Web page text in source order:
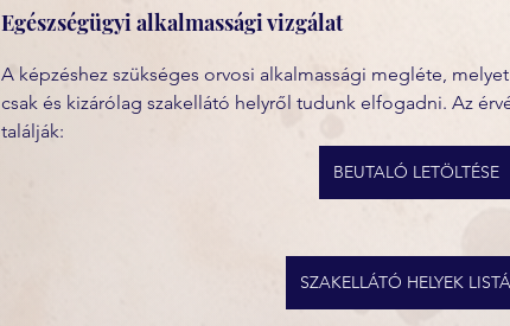
Egészségügyi alkalmassági vizgálat
A képzéshez szükséges orvosi alkalmassági megléte,
csak és kizárólag szakellátó helyről tudunk elfogadni. Az
találják:
BEUTALÓ LETÖLTÉSE
SZAKELLÁTÓ HELYEK